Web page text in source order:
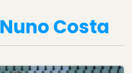
Nuno Costa